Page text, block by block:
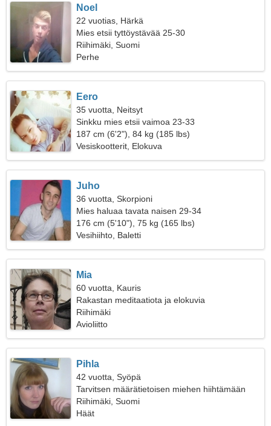
Noel
22 vuotias, Härkä
Mies etsii tyttöystävää 25-30
Riihimäki, Suomi
Perhe
Eero
35 vuotta, Neitsyt
Sinkku mies etsii vaimoa 23-33
187 cm (6'2"), 84 kg (185 lbs)
Vesiskootterit, Elokuva
Juho
36 vuotta, Skorpioni
Mies haluaa tavata naisen 29-34
176 cm (5'10"), 75 kg (165 lbs)
Vesihiihto, Baletti
Mia
60 vuotta, Kauris
Rakastan meditaatiota ja elokuvia
Riihimäki
Avioliitto
Pihla
42 vuotta, Syöpä
Tarvitsen määrätietoisen miehen hiihtämään
yhdessä
Riihimäki, Suomi
Häät